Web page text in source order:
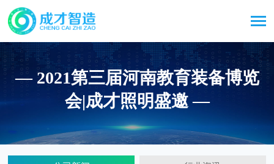
— 2021第三届河南教育装备博览
会|成才照明盛邀 —